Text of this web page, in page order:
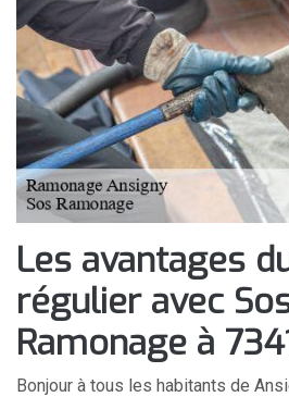
Les avantages
régulier avec
Ramonage à
Bonjour à tous les habitants de